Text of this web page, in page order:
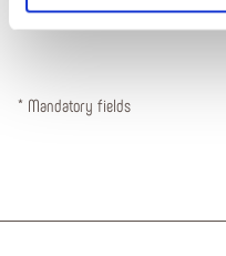
Ja, ich bin mit den
* Mandatory fields